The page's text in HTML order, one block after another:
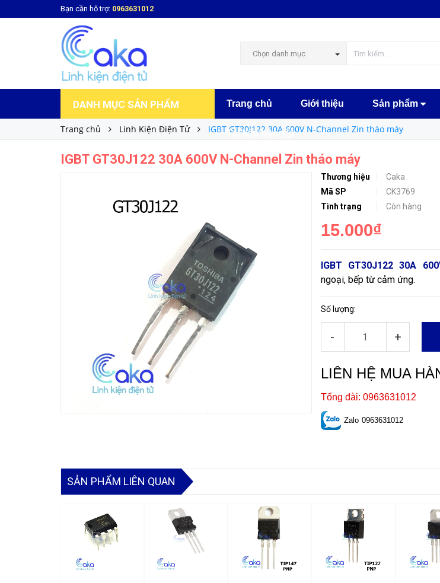
Bạn cần hỗ trợ: 0963631012
Chọn danh mục
DANH MỤC SẢN PHẨM Trang chủ Giới thiệu Sản phẩm
Tài liệu học tập
Trang chủ Linh Kiện Điện Tử IGBT GT30J122 30A 600V N-Channel Zin tháo máy
IGBT GT30J122 30A 600V N-Channel Zin tháo máy
Thương hiệu
Caka
Mã SP
CK3769
Tình trạng
Còn hàng
15.000₫
IGBT GT30J122 30A
ngoại, bếp từ cảm ứng.
Số lượng:
- +
LIÊN HỆ MUA
Tổng đài: 0963631012
Zalo 0963631012
IGBT GT30J122 30A 600V N-Channel Zin tháo máy
SẢN PHẨM LIÊN QUAN